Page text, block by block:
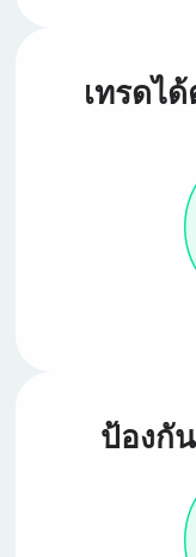
เทรดไ
ป้องกั